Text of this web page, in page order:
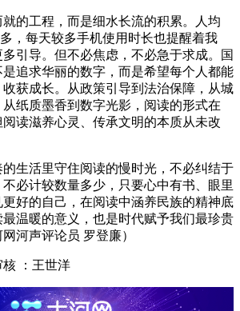
的工程，而是细水长流的积累。人均
，每天较多手机使用时长也提醒着我
引导。但不必焦虑，不必急于求成。国
追求华丽的数字，而是希望每个人都能
获成长。从政策引导到法治保障，从城
纸质墨香到数字光影，阅读的形式在
读滋养心灵、传承文明的本质从未改
生活里守住阅读的慢时光，不必纠结于
必计较数量多少，只要心中有书、眼里
好的自己，在阅读中涵养民族的精神底
温暖的意义，也是时代赋予我们最珍贵
河声评论员 罗登廉）
：王世洋